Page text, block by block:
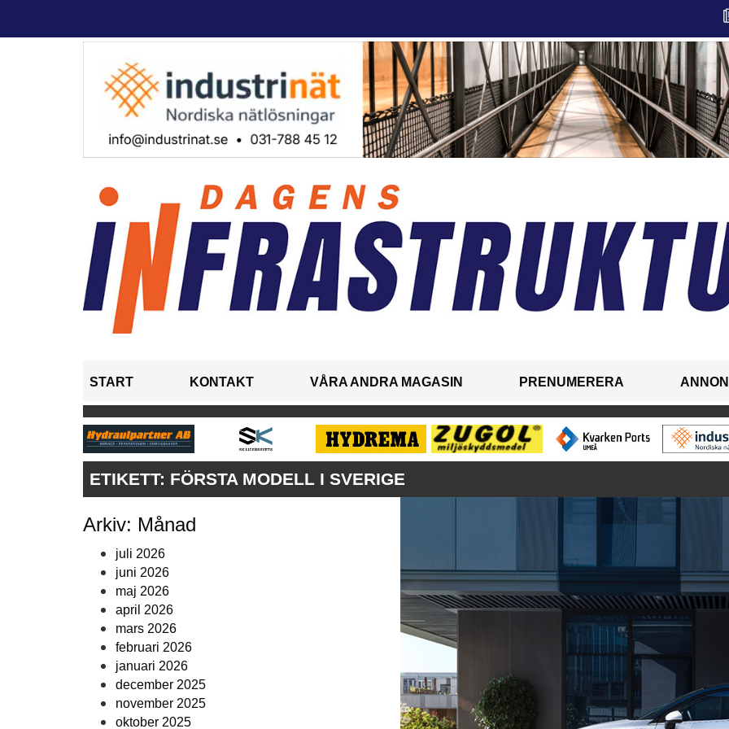
START KONTAKT VÅRA ANDRA MAGASIN PRENUMERERA
ETIKETT: FÖRSTA MODELL I SVERIGE
Arkiv: Månad
juli 2026
juni 2026
maj 2026
april 2026
mars 2026
februari 2026
januari 2026
december 2025
november 2025
oktober 2025